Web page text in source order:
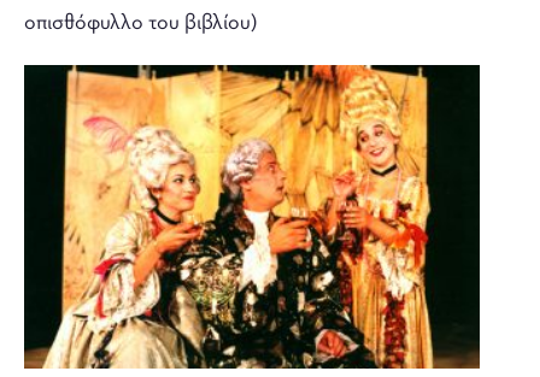
οπισθόφυλλο του βιβλίου)